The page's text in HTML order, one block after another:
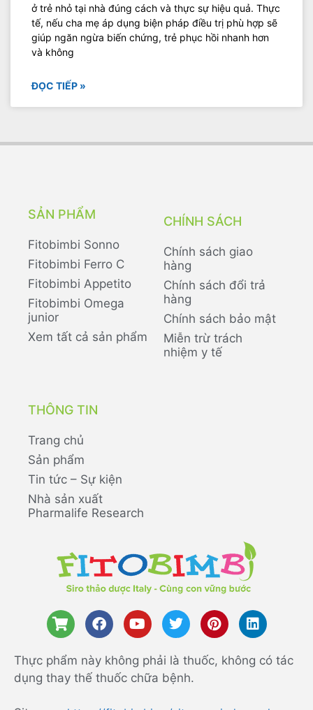
ở trẻ nhỏ tại nhà đúng cách và thực sự hiệu quả. Thực
tế, nếu cha mẹ áp dụng biện pháp điều trị phù hợp sẽ
giúp ngăn ngừa biến chứng, trẻ phục hồi nhanh hơn
và không
ĐỌC TIẾP »
SẢN PHẨM
Fitobimbi Sonno
Fitobimbi Ferro C
Fitobimbi Appetito
Fitobimbi Omega
junior
Xem tất cả sản phẩm
CHÍNH SÁCH
Chính sách giao
hàng
Chính sách đổi trả
hàng
Chính sách bảo mật
Miễn trừ trách
nhiệm y tế
THÔNG TIN
Trang chủ
Sản phẩm
Tin tức – Sự kiện
Nhà sản xuất
Pharmalife Research
Thực phẩm này không phải là thuốc, không có tác
dụng thay thế thuốc chữa bệnh.